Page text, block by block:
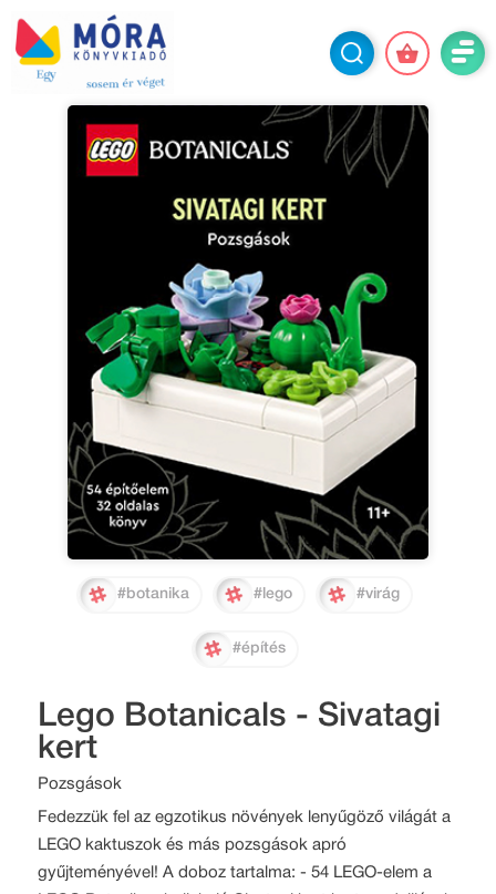
#botanika #lego #virág
#építés
Lego Botanicals - Sivatagi
kert
Pozsgások
Fedezzük fel az egzotikus növények lenyűgöző világát a
LEGO kaktuszok és más pozsgások apró
gyűjteményével! A doboz tartalma: - 54 LEGO-elem a